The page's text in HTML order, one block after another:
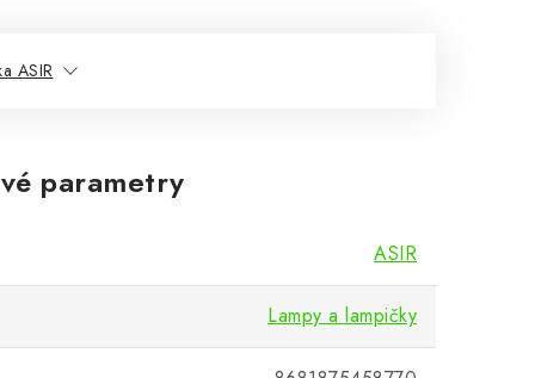
ASIR
parametry
ASIR
Lampy a lampičky